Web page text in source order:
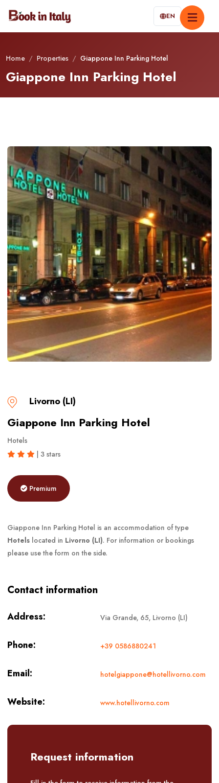
EN
Home / Properties / Giappone Inn Parking Hotel
Giappone Inn Parking Hotel
Livorno (LI)
Giappone Inn Parking Hotel
Hotels
| 3 stars
Premium
Giappone Inn Parking Hotel is an accommodation of type
Hotels located in Livorno (LI). For information or bookings
please use the form on the side.
Contact information
Address: Via Grande, 65, Livorno (LI)
Phone: +39 0586880241
Email: hotelgiappone@hotellivorno.com
Website: www.hotellivorno.com
Request information